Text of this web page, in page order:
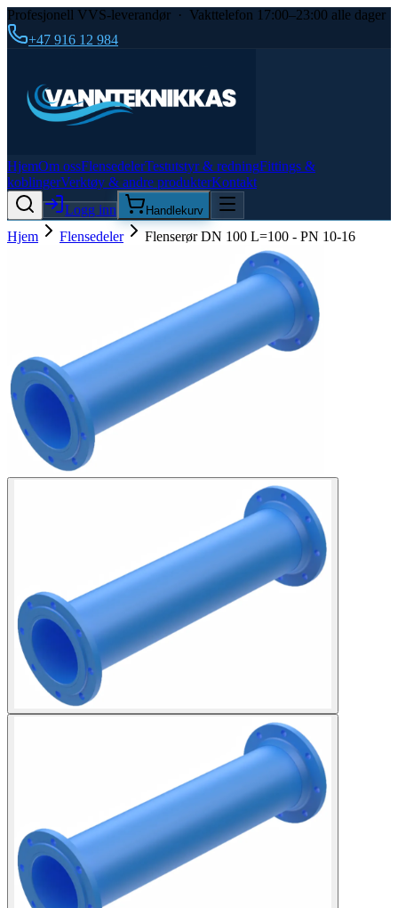
Profesjonell VVS-leverandør · Vakttelefon 17:00–23:00 alle dager
+47 916 12 984
HjemOm ossFlensedelerTestutstyr & redningFittings &
koblingerVerktøy & andre produkterKontakt
Logg inn
Handlekurv
Hjem Flensedeler Flenserør DN 100 L=100 - PN 10-16